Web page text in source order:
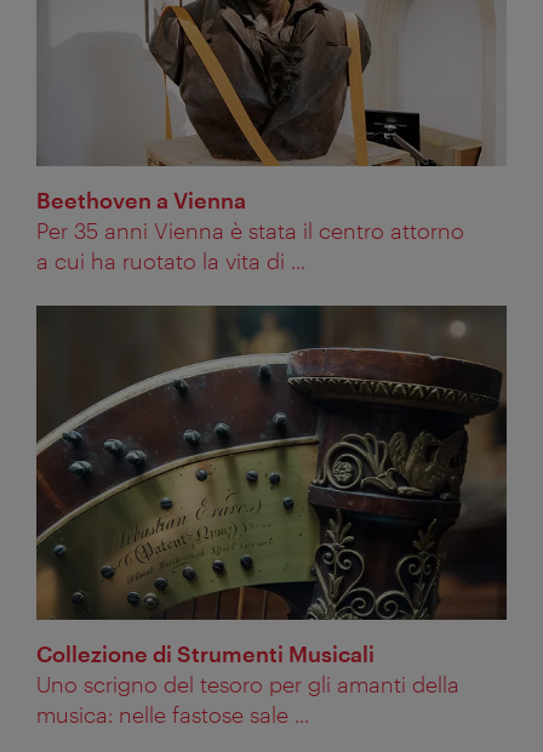
Beethoven a Vienna
Per 35 anni Vienna è stata il centro attorno
a cui ha ruotato la vita di ...
Collezione di Strumenti Musicali
Uno scrigno del tesoro per gli amanti della
musica: nelle fastose sale ...